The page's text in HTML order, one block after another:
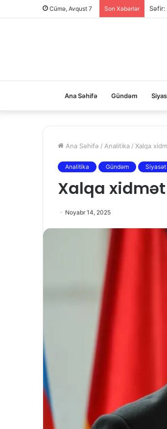
Cümə, Avqust 7 Son Xəbərlər Səfir:
Ana Səhifə Gündəm
Ana Səhifə / Analitika / Xalqa
Analitika Gündəm Siyasət
Xalqa
Noyabr 14, 2025